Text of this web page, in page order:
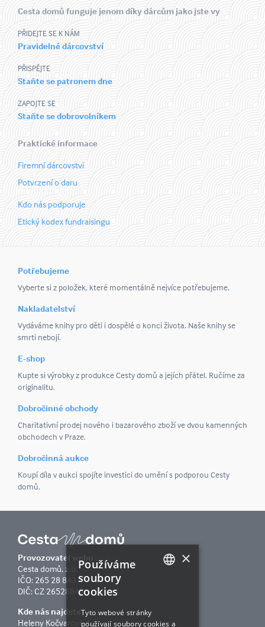
Cesta domů funguje jenom díky dárcům jako jste vy
PŘIDEJTE SE K NÁM
Pravidelné dárcovství
PŘISPĚJTE
Staňte se patronem dne
ZAPOJTE SE
Staňte se dobrovolníkem
Praktické informace
Firemní dárcovství
Potvrzení o daru
Kdo nás podporuje
Etický kodex fundraisingu
Potřebujeme
Vyberte si z položek, které momentálně nejvíce potřebujeme.
Nakladatelství
Vydáváme knihy pro děti i dospělé o konci života. Naše knihy se
smrti nebojí.
E-shop
Kupte si výrobky z produkce Cesty domů a jejích přátel. Ručíme za
originalitu.
Dobročinné obchody
Charitativní prodej nového i bazarového zboží ve dvou kamenných
obchodech v Praze.
Dobročinná aukce
Koupí díla v aukci spojíte investici do umění s podporou Cesty
domů.
Provozovatel webu
Cesta domů, z.ú.
IČO: 265 28 843
DIČ: CZ 26528843
Kde nás najdete
Heleny Kočvarové 1
×
Používáme
soubory
cookies
Tyto webové stránky
používají soubory cookies a